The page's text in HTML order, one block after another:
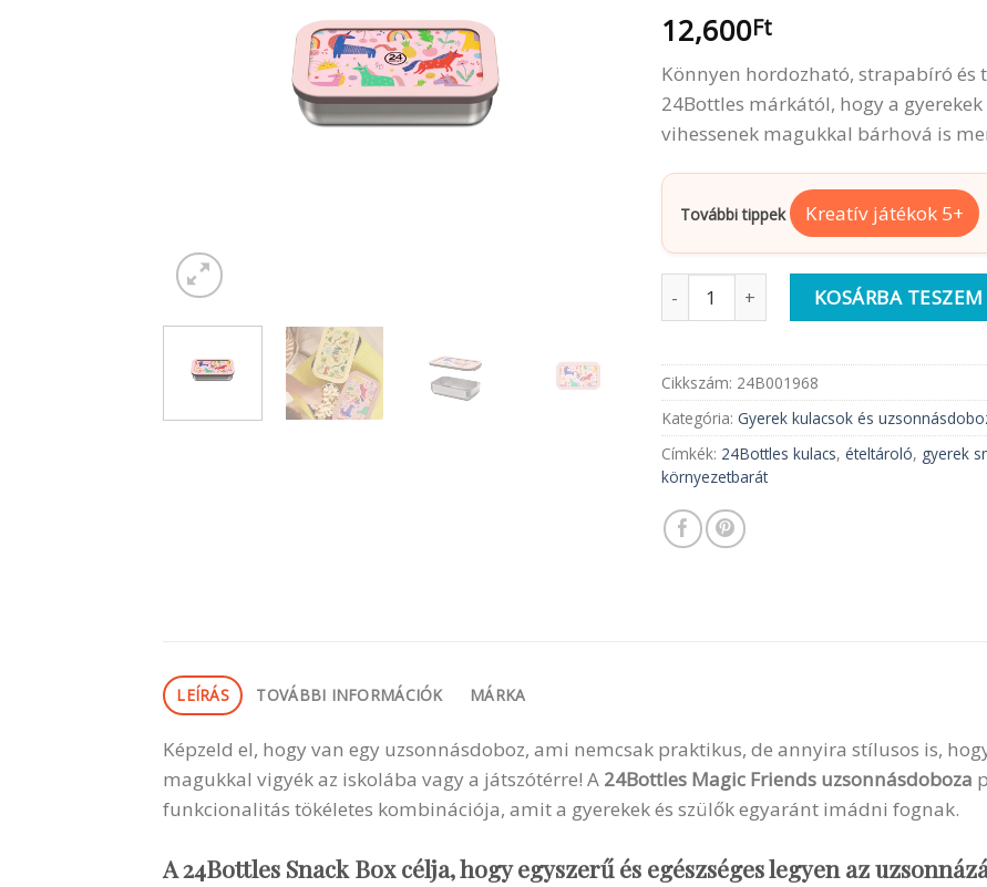
12,600Ft
Könnyen hordozható, strapabíró és
24Bottles márkától, hogy a
vihessenek magukkal bárhová is
További tippek Kreatív játékok 5+
24BOTTLES Uzsonnásdoboz gyerek |
KOSÁRBA TESZEM
Cikkszám: 24B001968
Kategória: Gyerek kulacsok és
Címkék: 24Bottles kulacs, ételtároló, gyerek
környezetbarát
LEÍRÁS TOVÁBBI INFORMÁCIÓK MÁRKA
Képzeld el, hogy van egy uzsonnásdoboz, ami nemcsak praktikus, de annyira stílusos is,
magukkal vigyék az iskolába vagy a játszótérre! A 24Bottles Magic Friends uzsonnásdoboza
funkcionalitás tökéletes kombinációja, amit a gyerekek és szülők egyaránt imádni fognak.
A 24Bottles Snack Box célja, hogy egyszerű és egészséges legyen az